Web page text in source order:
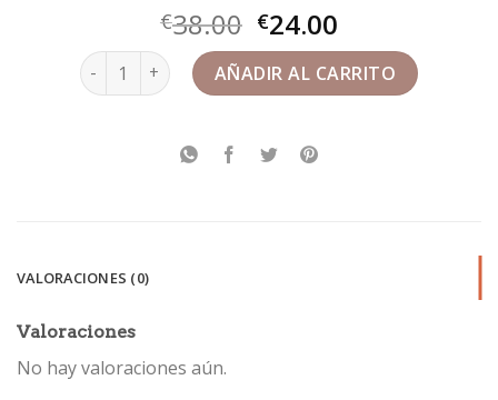
€38.00 €24.00
bff muñecas cantidadAÑADIR AL CARRITO
VALORACIONES (0)
Valoraciones
No hay valoraciones aún.